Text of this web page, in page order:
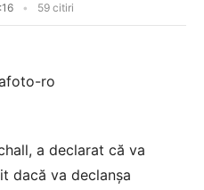
59 citiri
a declarat că va
dacă va declanșa